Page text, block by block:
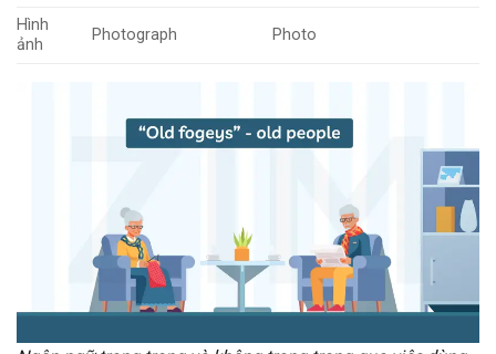
Hình
ảnh
Photograph Photo